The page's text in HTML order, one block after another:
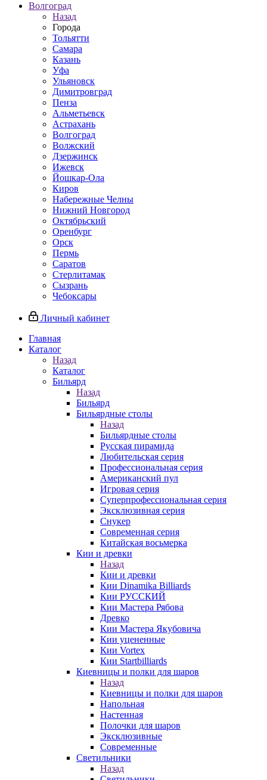
Волгоград
Назад
Города
Тольятти
Самара
Казань
Уфа
Ульяновск
Димитровград
Пенза
Альметьевск
Астрахань
Волгоград
Волжский
Дзержинск
Ижевск
Йошкар-Ола
Киров
Набережные Челны
Нижний Новгород
Октябрьский
Оренбург
Орск
Пермь
Саратов
Стерлитамак
Сызрань
Чебоксары
Личный кабинет
Главная
Каталог
Назад
Каталог
Бильярд
Назад
Бильярд
Бильярдные столы
Назад
Бильярдные столы
Русская пирамида
Любительская серия
Профессиональная серия
Американский пул
Игровая серия
Суперпрофессиональная серия
Эксклюзивная серия
Снукер
Современная серия
Китайская восьмерка
Кии и древки
Назад
Кии и древки
Кии Dinamika Billiards
Кии РУССКИЙ
Кии Мастера Рябова
Древко
Кии Мастера Якубовича
Кии уцененные
Кии Vortex
Кии Startbilliards
Киевницы и полки для шаров
Назад
Киевницы и полки для шаров
Напольная
Настенная
Полочки для шаров
Эксклюзивные
Современные
Светильники
Назад